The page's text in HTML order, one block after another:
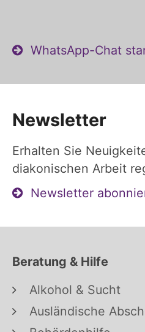
WhatsApp-Chat
Newsletter
Erhalten Sie
diakonischen Arbeit
Newsletter
Beratung & Hilfe
Alkohol & Sucht
Ausländische